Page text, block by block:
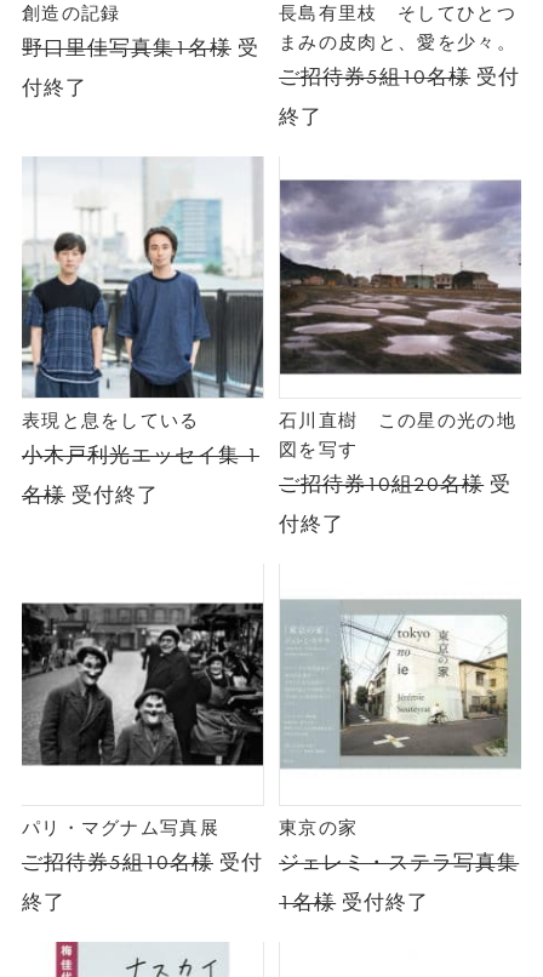
創造の記録
野口里佳写真集1名様 受
付終了
長島有里枝 そしてひとつ
まみの皮肉と、愛を少々。
ご招待券5組10名様受付
終了
表現と息をしている
小木戸利光エッセイ集 1
名様受付終了
石川直樹 この星の光の地
図を写す
ご招待券10組20名様受
付終了
パリ・マグナム写真展
ご招待券5組10名様 受付
終了
東京の家
ジェレミ・ステラ写真集
1名様受付終了